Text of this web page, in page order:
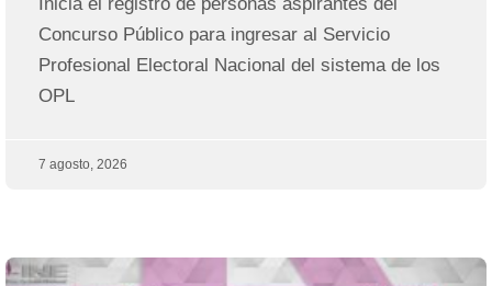
Concurso Público para ingresar al Servicio
Profesional Electoral Nacional del sistema de los
OPL
7 agosto, 2026
Página Página PáginaPágina